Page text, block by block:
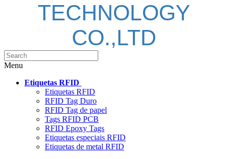
TECHNOLOGY
CO.,LTD
Menu
Etiquetas RFID
Etiquetas RFID
RFID Tag Duro
RFID Tag de papel
Tags RFID PCB
RFID Epoxy Tags
Etiquetas especiais RFID
Etiquetas de metal RFID